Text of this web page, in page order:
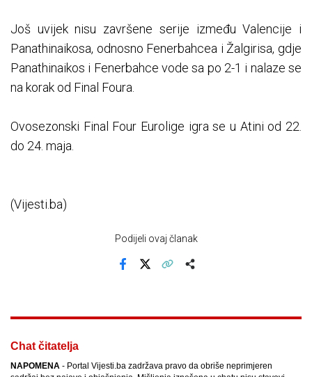
Još uvijek nisu završene serije između Valencije i
Panathinaikosa, odnosno Fenerbahcea i Žalgirisa, gdje
Panathinaikos i Fenerbahce vode sa po 2-1 i nalaze se
na korak od Final Foura.
Ovosezonski Final Four Eurolige igra se u Atini od 22.
do 24. maja.
(Vijesti.ba)
Podijeli ovaj članak
Chat čitatelja
NAPOMENA - Portal Vijesti.ba zadržava pravo da obriše neprimjeren